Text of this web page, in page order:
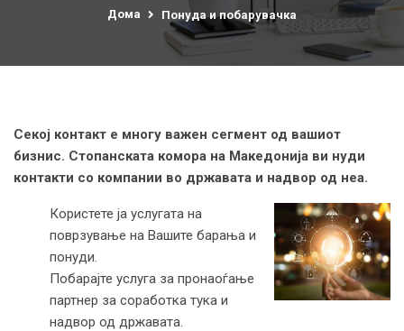
Дома Понуда и побарувачка
Секој контакт е многу важен сегмент од вашиот
бизнис. Стопанската комора на Македонија ви нуди
контакти со компании во државата и надвор од неа.
Користете ја услугата на
поврзување на Вашите барања и
понуди.
Побарајте услуга за пронаоѓање
партнер за соработка тука и
надвор од државата.